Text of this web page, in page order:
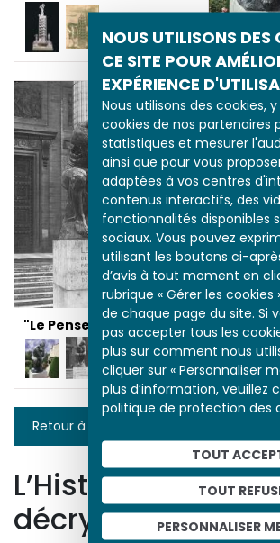
NOUS UTILISONS DES
CE SITE POUR
EXPÉRIENCE
Nous utilisons des cookies,
cookies de nos partenaires
statistiques et mesurer
ainsi que pour vous
adaptées à vos centres
contenus interactifs, des
fonctionnalités disponibles
sociaux. Vous pouvez
utilisant les boutons ci-
d’avis à tout moment en
rubrique « Gérer les cookies
de chaque page du site. Si
pas accepter tous les
plus sur comment nous
cliquer sur « Personnaliser
plus d’information, veuillez
politique de protection des
TOUT
TOUT
PERSONNALISER
"Le
"Le Penseur" de Rodin
Retour à la liste
L’Histoire par
décrypte l’histoire